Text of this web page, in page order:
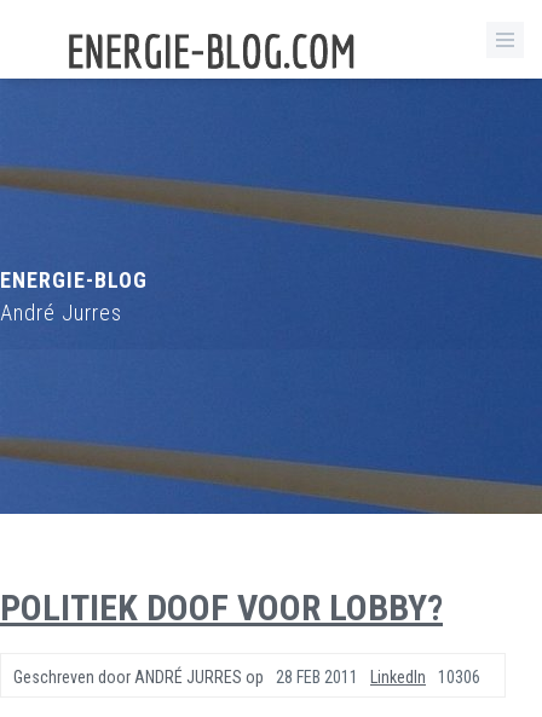
ENERGIE-BLOG
André Jurres
POLITIEK DOOF VOOR LOBBY?
Geschreven door ANDRÉ JURRES op 28 FEB 2011 10306
LinkedIn